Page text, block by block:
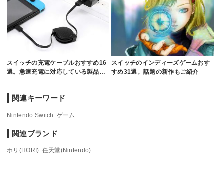
スイッチの充電ケーブルおすすめ16
選。急速充電に対応している製品…
スイッチのインディーズゲームおす
すめ31選。話題の新作もご紹介
関連キーワード
Nintendo Switch ゲーム
関連ブランド
ホリ(HORI) 任天堂(Nintendo)